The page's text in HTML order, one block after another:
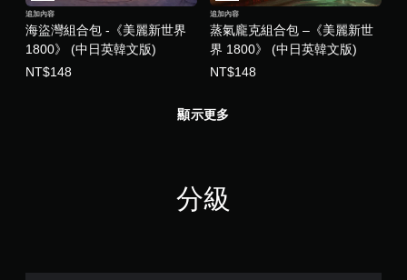
海盜灣組合包 -《美麗新世界
1800》 (中日英韓文版)
追加內容
NT$148
蒸氣龐克組合包 –《美麗新世
界 1800》 (中日英韓文版)
追加內容
NT$148
顯示更多
分級